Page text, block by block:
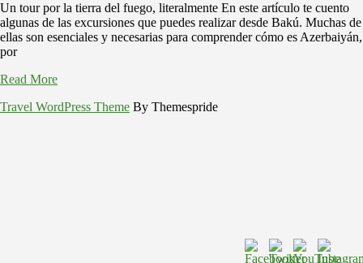
Un tour por la tierra del fuego, literalmente En este artículo te cuento
algunas de las excursiones que puedes realizar desde Bakú. Muchas de
ellas son esenciales y necesarias para comprender cómo es Azerbaiyán,
por
Read More
Travel WordPress Theme By Themespride